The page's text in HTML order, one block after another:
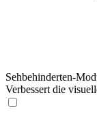
Sehbehinderten-
Verbessert die